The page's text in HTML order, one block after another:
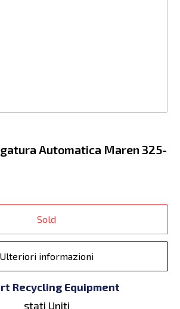
Automatica Maren 325-
Sold
Ulteriori informazioni
Recycling Equipment
stati Uniti